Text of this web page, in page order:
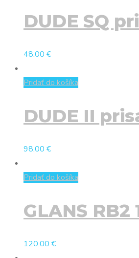
DUDE SQ
48.00 €
Pridať do košíka
DUDE II
98.00 €
Pridať do košíka
GLANS
120.00 €